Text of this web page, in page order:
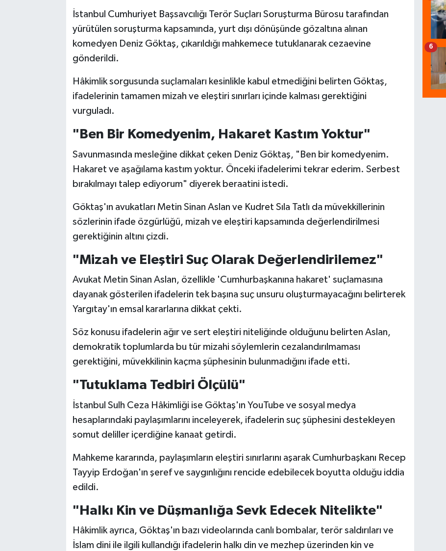
İstanbul Cumhuriyet Başsavcılığı Terör Suçları Soruşturma Bürosu tarafından
yürütülen soruşturma kapsamında, yurt dışı dönüşünde gözaltına alınan
komedyen Deniz Göktaş, çıkarıldığı mahkemece tutuklanarak cezaevine
gönderildi.
Hâkimlik sorgusunda suçlamaları kesinlikle kabul etmediğini belirten Göktaş,
ifadelerinin tamamen mizah ve eleştiri sınırları içinde kalması gerektiğini
vurguladı.
"Ben Bir Komedyenim, Hakaret Kastım Yoktur"
Savunmasında mesleğine dikkat çeken Deniz Göktaş, "Ben bir komedyenim.
Hakaret ve aşağılama kastım yoktur. Önceki ifadelerimi tekrar ederim. Serbest
bırakılmayı talep ediyorum" diyerek beraatini istedi.
Göktaş'ın avukatları Metin Sinan Aslan ve Kudret Sıla Tatlı da müvekkillerinin
sözlerinin ifade özgürlüğü, mizah ve eleştiri kapsamında değerlendirilmesi
gerektiğinin altını çizdi.
"Mizah ve Eleştiri Suç Olarak Değerlendirilemez"
Avukat Metin Sinan Aslan, özellikle 'Cumhurbaşkanına hakaret' suçlamasına
dayanak gösterilen ifadelerin tek başına suç unsuru oluşturmayacağını belirterek
Yargıtay'ın emsal kararlarına dikkat çekti.
Söz konusu ifadelerin ağır ve sert eleştiri niteliğinde olduğunu belirten Aslan,
demokratik toplumlarda bu tür mizahi söylemlerin cezalandırılmaması
gerektiğini, müvekkilinin kaçma şüphesinin bulunmadığını ifade etti.
"Tutuklama Tedbiri Ölçülü"
İstanbul Sulh Ceza Hâkimliği ise Göktaş'ın YouTube ve sosyal medya
hesaplarındaki paylaşımlarını inceleyerek, ifadelerin suç şüphesini destekleyen
somut deliller içerdiğine kanaat getirdi.
Mahkeme kararında, paylaşımların eleştiri sınırlarını aşarak Cumhurbaşkanı Recep
Tayyip Erdoğan'ın şeref ve saygınlığını rencide edebilecek boyutta olduğu iddia
edildi.
"Halkı Kin ve Düşmanlığa Sevk Edecek Nitelikte"
Hâkimlik ayrıca, Göktaş'ın bazı videolarında canlı bombalar, terör saldırıları ve
İslam dini ile ilgili kullandığı ifadelerin halkı din ve mezhep üzerinden kin ve
6